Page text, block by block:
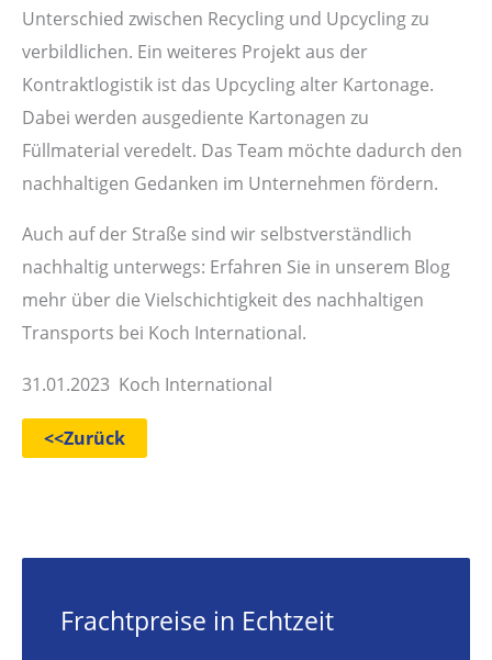
Unterschied zwischen Recycling und Upcycling zu
verbildlichen. Ein weiteres Projekt aus der
Kontraktlogistik ist das Upcycling alter Kartonage.
Dabei werden ausgediente Kartonagen zu
Füllmaterial veredelt. Das Team möchte dadurch den
nachhaltigen Gedanken im Unternehmen fördern.
Auch auf der Straße sind wir selbstverständlich
nachhaltig unterwegs: Erfahren Sie in unserem Blog
mehr über die Vielschichtigkeit des nachhaltigen
Transports bei Koch International.
31.01.2023 Koch International
<<Zurück
Frachtpreise in Echtzeit